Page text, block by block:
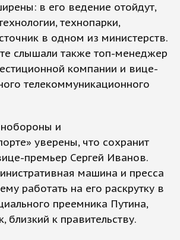
в его ведение отойдут,
технопарки,
в одном из министерств.
слышали также топ-менеджер
компании и вице-
телекоммуникационного
и
уверены, что сохранит
премьер Сергей Иванов.
машина и пресса
работать на его раскрутку в
преемника Путина,
близкий к правительству.